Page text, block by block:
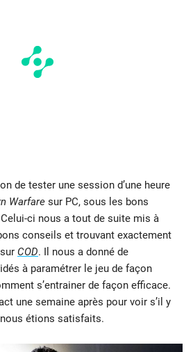
de tester une session d’une heure
Warfare sur PC, sous les bons
ci nous a tout de suite mis à
conseils et trouvant exactement
COD. Il nous a donné de
à paramétrer le jeu de façon
s’entrainer de façon efficace.
une semaine après pour voir s’il y
étions satisfaits.